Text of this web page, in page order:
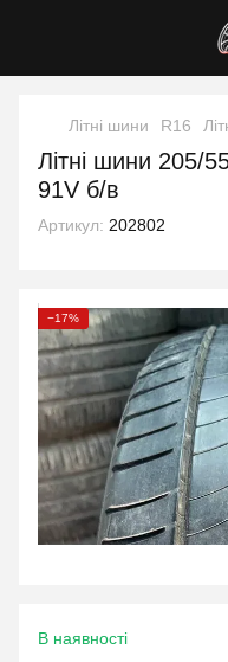
Літні шини R16
Літні шини 205/
91V б/в
Артикул: 202802
−17%
В наявності